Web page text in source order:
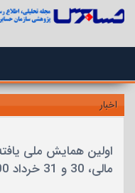
اخبار
اولین همایش ملی
مالی، 30 و 31 خرداد 1400